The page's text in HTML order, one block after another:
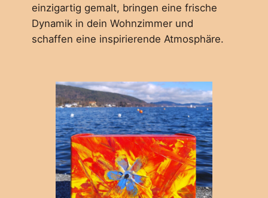
einzigartig gemalt, bringen eine frische
Dynamik in dein Wohnzimmer und
schaffen eine inspirierende Atmosphäre.